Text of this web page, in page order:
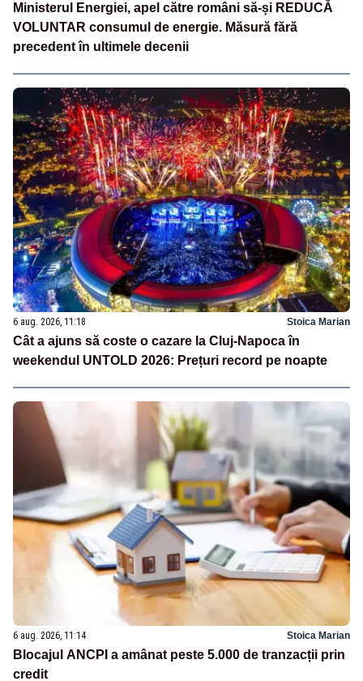
Ministerul Energiei, apel către români să-și REDUCĂ
VOLUNTAR consumul de energie. Măsură fără
precedent în ultimele decenii
6 aug. 2026, 11:18 Stoica Marian
Cât a ajuns să coste o cazare la Cluj-Napoca în
weekendul UNTOLD 2026: Prețuri record pe noapte
6 aug. 2026, 11:14 Stoica Marian
Blocajul ANCPI a amânat peste 5.000 de tranzacții prin
credit